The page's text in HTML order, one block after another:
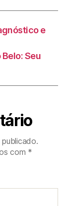
e
Seu
com *